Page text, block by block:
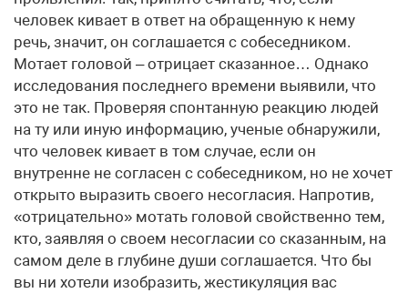
человек кивает в ответ на обращенную к нему
речь, значит, он соглашается с собеседником.
Мотает головой – отрицает сказанное… Однако
исследования последнего времени выявили, что
это не так. Проверяя спонтанную реакцию людей
на ту или иную информацию, ученые обнаружили,
что человек кивает в том случае, если он
внутренне не согласен с собеседником, но не хочет
открыто выразить своего несогласия. Напротив,
«отрицательно» мотать головой свойственно тем,
кто, заявляя о своем несогласии со сказанным, на
самом деле в глубине души соглашается. Что бы
вы ни хотели изобразить, жестикуляция вас